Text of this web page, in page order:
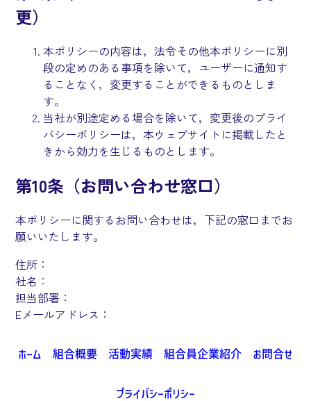
更）
本ポリシーの内容は，法令その他本ポリシーに別
段の定めのある事項を除いて，ユーザーに通知す
ることなく，変更することができるものとしま
す。
当社が別途定める場合を除いて，変更後のプライ
バシーポリシーは，本ウェブサイトに掲載したと
きから効力を生じるものとします。
第10条（お問い合わせ窓口）
本ポリシーに関するお問い合わせは，下記の窓口までお
願いいたします。
住所：
社名：
担当部署：
Eメールアドレス：
ホーム 組合概要 活動実績 組合員企業紹介 お問合せ
プライバシーポリシー